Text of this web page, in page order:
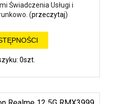
Świadczenia Usługi i
(przeczytaj)
0szt.